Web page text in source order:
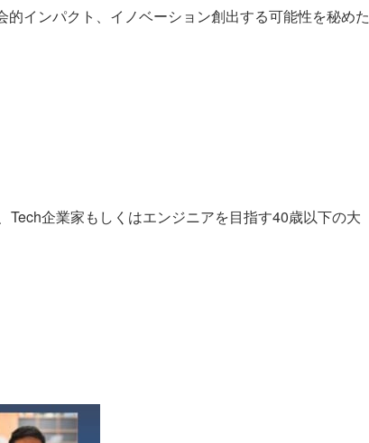
インパクト、イノベーション創出する可能性を秘めた
企業家もしくはエンジニアを目指す40歳以下の大